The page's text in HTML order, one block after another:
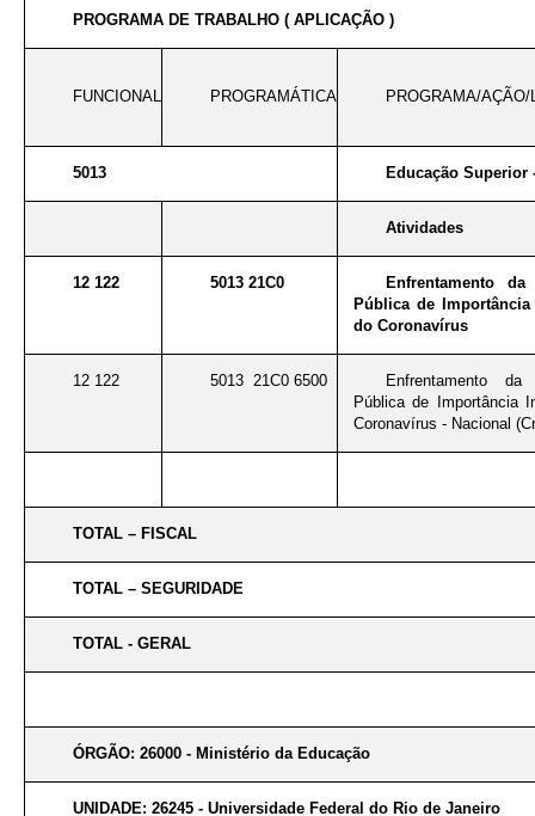
PROGRAMA DE TRABALHO ( APLICAÇÃO )
FUNCIONAL PROGRAMÁTICA PROGRAMA/
5013 Educação Superior
Atividades
12 122 5013 21C0
Enfrentamento
Pública de
do Coronavírus
12 122 5013 21C0 6500
Enfrentamento
Pública de Importância
Coronavírus - Nacional
TOTAL – FISCAL
TOTAL – SEGURIDADE
TOTAL - GERAL
ÓRGÃO: 26000 - Ministério da Educação
UNIDADE: 26245 - Universidade Federal do Rio de Janeiro